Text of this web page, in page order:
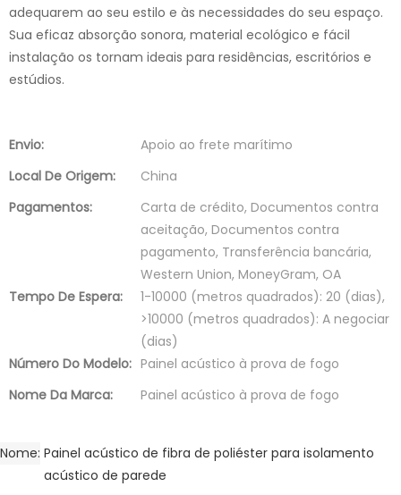
adequarem ao seu estilo e às necessidades do seu espaço.
Sua eficaz absorção sonora, material ecológico e fácil
instalação os tornam ideais para residências, escritórios e
estúdios.
Envio:
Apoio ao frete marítimo
Local De Origem:
China
Pagamentos:
Carta de crédito, Documentos contra
aceitação, Documentos contra
pagamento, Transferência bancária,
Western Union, MoneyGram, OA
Tempo De Espera:
1-10000 (metros quadrados): 20 (dias),
>10000 (metros quadrados): A negociar
(dias)
Número Do Modelo: Painel acústico à prova de fogo
Nome Da Marca:
Painel acústico à prova de fogo
Nome Painel acústico de fibra de poliéster para isolamento
acústico de parede